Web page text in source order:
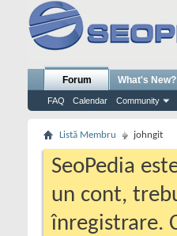
Forum
FAQ Calendar Community
What's New?
Listă Membru johngit
SeoPedia
un cont,
înregistrare.